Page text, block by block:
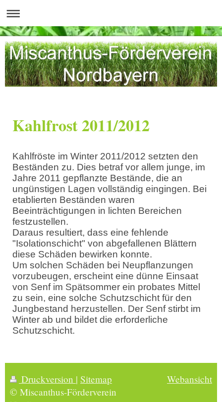
Kahlfrost 2011/2012
Kahlfröste im Winter 2011/2012 setzten den
Beständen zu. Dies betraf vor allem junge, im
Jahre 2011 gepflanzte Bestände, die an
ungünstigen Lagen vollständig eingingen. Bei
etablierten Beständen waren
Beeinträchtigungen in lichten Bereichen
festzustellen.
Daraus resultiert, dass eine fehlende
"Isolationschicht" von abgefallenen Blättern
diese Schäden bewirken konnte.
Um solchen Schäden bei Neupflanzungen
vorzubeugen, erscheint eine dünne Einsaat
von Senf im Spätsommer ein probates Mittel
zu sein, eine solche Schutzschicht für den
Jungbestand herzustellen. Der Senf stirbt im
Winter ab und bildet die erforderliche
Schutzschicht.
Druckversion | Sitemap
© Miscanthus-Förderverein
Webansicht